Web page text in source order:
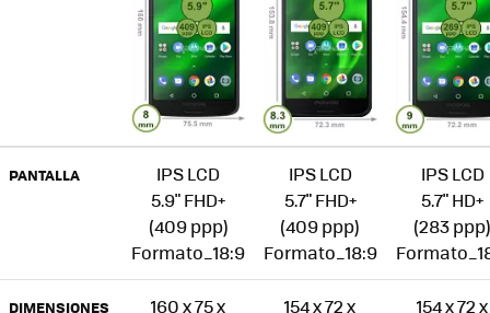
PANTALLA
IPS LCD
5.9" FHD+
(409 ppp)
Formato_18:9
IPS LCD
5.7" FHD+
(409 ppp)
Formato_18:9
IPS LCD
5.7" HD+
(283 ppp)
DIMENSIONES 160 x 75 x 154 x 72 x 154 x 72 x